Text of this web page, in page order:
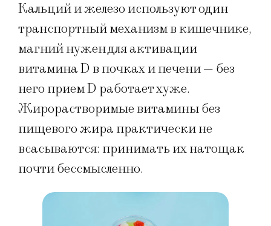
Кальций и железо используют один
транспортный механизм в кишечнике,
магний нужен для активации
витамина D в почках и печени — без
него прием D работает хуже.
Жирорастворимые витамины без
пищевого жира практически не
всасываются: принимать их натощак
почти бессмысленно.